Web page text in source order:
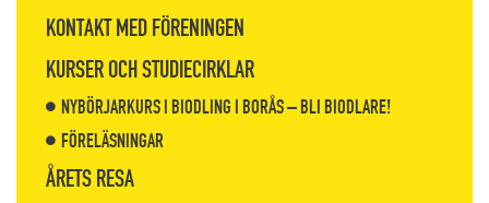
KONTAKT MED FÖRENINGEN
KURSER OCH STUDIECIRKLAR
NYBÖRJARKURS I BIODLING I BORÅS – BLI BIODLARE!
FÖRELÄSNINGAR
ÅRETS RESA